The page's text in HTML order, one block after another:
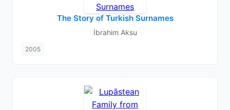
The Story of Turkish Surnames
İbrahim Aksu
2005